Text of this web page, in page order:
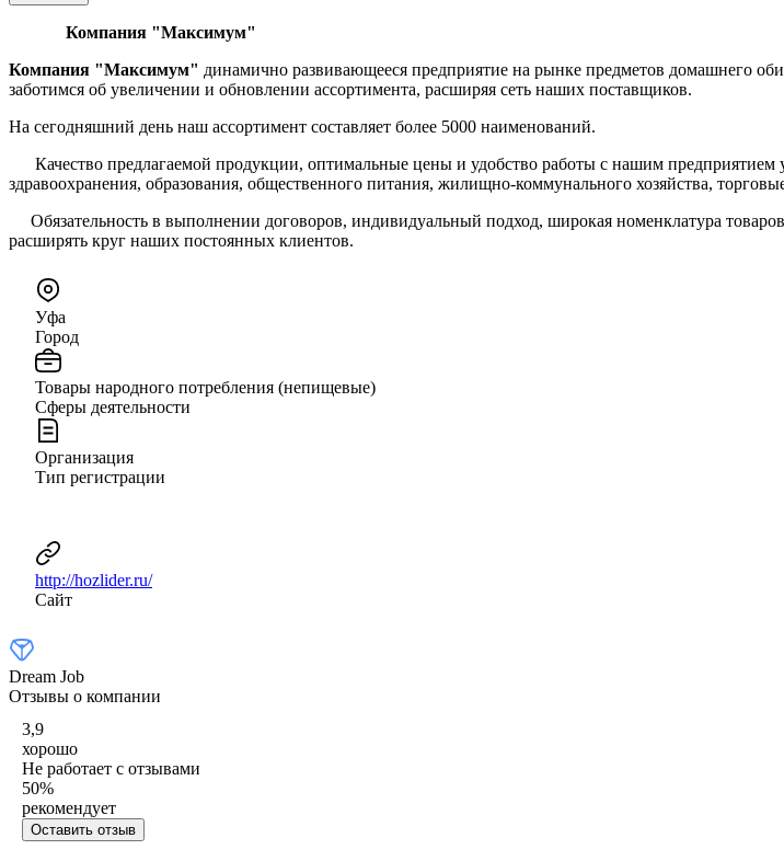
Компания "Максимум"
Компания "Максимум" динамично развивающееся предприятие на рынке предметов домашнего
заботимся об увеличении и обновлении ассортимента, расширяя сеть наших поставщиков.
На сегодняшний день наш ассортимент составляет более 5000 наименований.
Качество предлагаемой продукции, оптимальные цены и удобство работы с нашим
здравоохранения, образования, общественного питания, жилищно-коммунального хозяйства,
Обязательность в выполнении договоров, индивидуальный подход, широкая номенклатура
расширять круг наших постоянных клиентов.
Уфа
Город
Товары народного потребления (непищевые)
Сферы деятельности
Организация
Тип регистрации
http://hozlider.ru/
Сайт
Dream Job
Отзывы о компании
3,9
хорошо
Не работает с отзывами
50%
рекомендует
Оставить отзыв